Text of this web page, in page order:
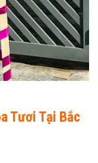
Tươi Tại Bắc